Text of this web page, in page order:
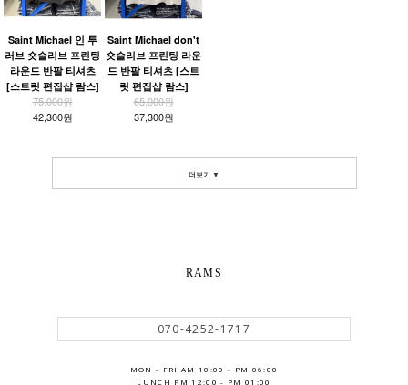
Saint Michael 인 투
러브 숏슬리브 프린팅
라운드 반팔 티셔츠
[스트릿 편집샵 람스]
75,000원
42,300원
Saint Michael don't
숏슬리브 프린팅 라운
드 반팔 티셔츠 [스트
릿 편집샵 람스]
65,000원
37,300원
더보기 ▼
RAMS
070-4252-1717
MON - FRI AM 10:00 - PM 06:00
LUNCH PM 12:00 - PM 01:00